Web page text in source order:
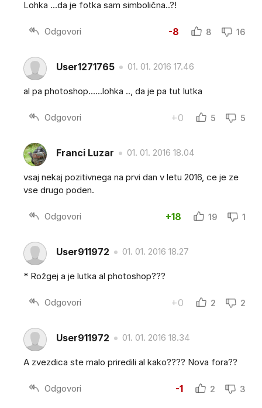
Lohka ...da je fotka sam simbolična..?!
Odgovori -8 8 16
User1271765 01. 01. 2016 17.46
al pa photoshop......lohka .., da je pa tut lutka
Odgovori +0 5 5
Franci Luzar 01. 01. 2016 18.04
vsaj nekaj pozitivnega na prvi dan v letu 2016, ce je ze
vse drugo poden.
Odgovori +18 19 1
User911972 01. 01. 2016 18.27
* Rožgej a je lutka al photoshop???
Odgovori +0 2 2
User911972 01. 01. 2016 18.34
A zvezdica ste malo priredili al kako???? Nova fora??
Odgovori -1 2 3